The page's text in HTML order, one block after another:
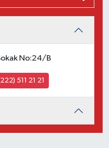
No:24/B
511 21 21